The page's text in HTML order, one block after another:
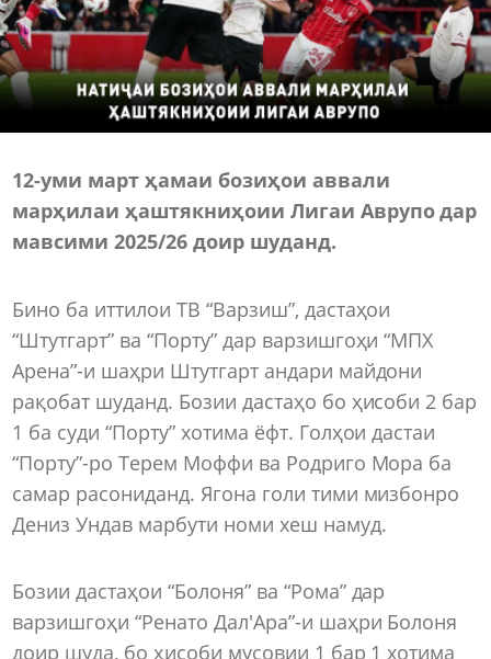
12-уми март ҳамаи бозиҳои аввали
марҳилаи ҳаштякниҳоии Лигаи Аврупо дар
мавсими 2025/26 доир шуданд.
Бино ба иттилои ТВ “Варзиш”, дастаҳои
“Штутгарт” ва “Порту” дар варзишгоҳи “МПХ
Арена”-и шаҳри Штутгарт андари майдони
рақобат шуданд. Бозии дастаҳо бо ҳисоби 2 бар
1 ба суди “Порту” хотима ёфт. Голҳои дастаи
“Порту”-ро Терем Моффи ва Родриго Мора ба
самар расониданд. Ягона голи тими мизбонро
Дениз Ундав марбути номи хеш намуд.
Бозии дастаҳои “Болоня” ва “Рома” дар
варзишгоҳи “Ренато Дал'Ара”-и шаҳри Болоня
доир шуда, бо ҳисоби мусовии 1 бар 1 хотима